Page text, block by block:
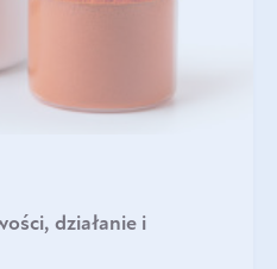
działanie i